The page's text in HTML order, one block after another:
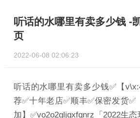
听话的水哪里有卖多少钱 -
页
2022-06-08 02:06:23
听话的水哪里有卖多少钱✅【
荐✅十年老店✅顺丰✅保密发货
加】✅vo2o2gljgxfqnrz「2022生